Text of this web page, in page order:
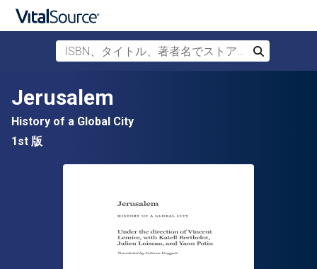
メインコンテンツへスキップ
ISBN、タイトル、著者名でストアを検索
検索
Jerusalem
History of a Global City
1st 版